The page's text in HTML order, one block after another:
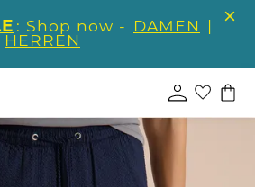
: Shop now - DAMEN |
HERREN